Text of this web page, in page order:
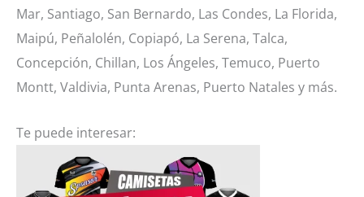
Mar, Santiago, San Bernardo, Las Condes, La Florida,
Maipú, Peñalolén, Copiapó, La Serena, Talca,
Concepción, Chillan, Los Ángeles, Temuco, Puerto
Montt, Valdivia, Punta Arenas, Puerto Natales y más.
Te puede interesar: